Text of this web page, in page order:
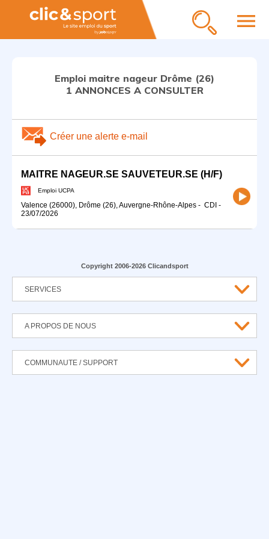
menu
Emploi maitre nageur Drôme (26)
1 ANNONCES A CONSULTER
Créer une alerte e-mail
MAITRE NAGEUR.SE SAUVETEUR.SE (H/F)
Emploi UCPA
Valence (26000), Drôme (26), Auvergne-Rhône-Alpes - CDI -
23/07/2026
Copyright 2006-2026 Clicandsport
SERVICES
A PROPOS DE NOUS
COMMUNAUTE / SUPPORT